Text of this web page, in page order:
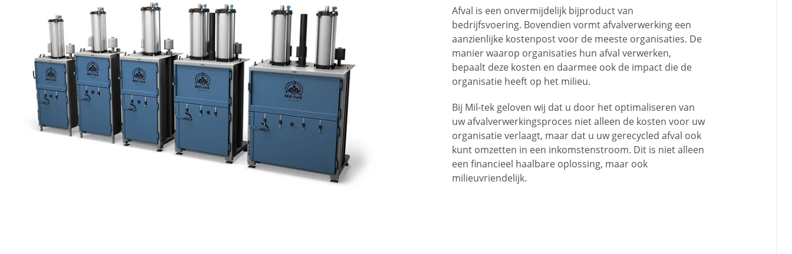
Afval is een onvermijdelijk bijproduct van
bedrijfsvoering. Bovendien vormt afvalverwerking een
aanzienlijke kostenpost voor de meeste organisaties. De
manier waarop organisaties hun afval verwerken,
bepaalt deze kosten en daarmee ook de impact die de
organisatie heeft op het milieu.
Bij Mil-tek geloven wij dat u door het optimaliseren van
uw afvalverwerkingsproces niet alleen de kosten voor uw
organisatie verlaagt, maar dat u uw gerecycled afval ook
kunt omzetten in een inkomstenstroom. Dit is niet alleen
een financieel haalbare oplossing, maar ook
milieuvriendelijk.